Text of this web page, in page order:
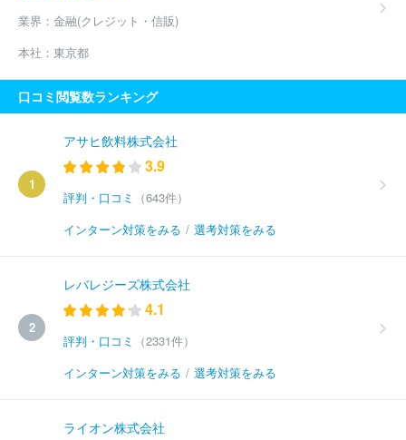
業界： 金融(クレジット・信販)
本社： 東京都
口コミ閲覧数ランキング
1
アサヒ飲料株式会社
3.9
評判・口コミ
（643件）
インターン対策をみる / 選考対策をみる
2
レバレジーズ株式会社
4.1
評判・口コミ
（2331件）
インターン対策をみる / 選考対策をみる
ライオン株式会社